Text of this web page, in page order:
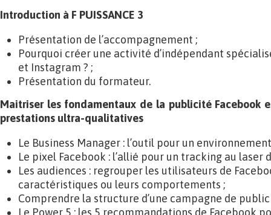
Introduction à F PUISSANCE 3
Présentation de l’accompagnement ;
Pourquoi créer une activité d’indépendant
et Instagram ? ;
Présentation du formateur.
Maitriser les fondamentaux de la publicité Facebook
prestations ultra-qualitatives
Le Business Manager : l’outil pour un
Le pixel Facebook : l’allié pour un tracking au laser
Les audiences : regrouper les utilisateurs de
caractéristiques ou leurs comportements ;
Comprendre la structure d’une campagne de
Le Power 5 : les 5 recommandations de Facebook